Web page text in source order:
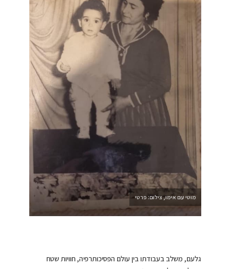
מוטי עם אימו, צילום: פרטי
גלעם, משלב בעבודתו בין עולם הפסיכותרפיה, חוויות שטח